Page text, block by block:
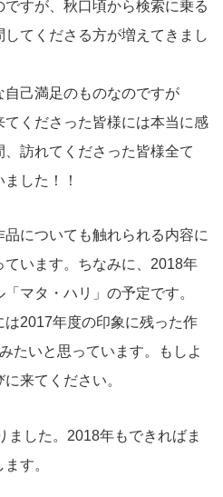
すが、秋口頃から検索に乗る
てくださる方が増えてきまし
己満足のものなのですが
てくださった皆様には本当に感
訪れてくださった皆様全て
した！！
についても触れられる内容に
います。ちなみに、2018年
マタ・ハリ」の予定です。
2017年度の印象に残った作
たいと思っています。もしよ
来てください。
ました。2018年もできればま
す。